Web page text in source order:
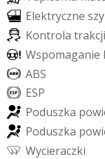
Elektryczne szy
Kontrola trakcji
Wspomaganie
ABS
ESP
Poduszka powi
Poduszka powi
Wycieraczki